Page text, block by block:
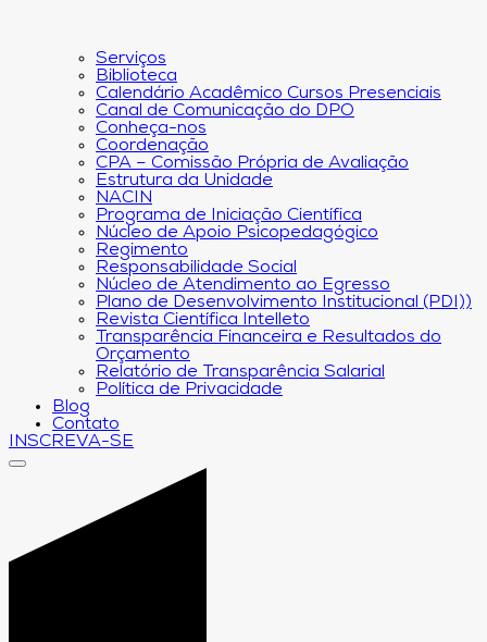
Serviços
Biblioteca
Calendário Acadêmico Cursos Presenciais
Canal de Comunicação do DPO
Conheça-nos
Coordenação
CPA – Comissão Própria de Avaliação
Estrutura da Unidade
NACIN
Programa de Iniciação Científica
Núcleo de Apoio Psicopedagógico
Regimento
Responsabilidade Social
Núcleo de Atendimento ao Egresso
Plano de Desenvolvimento Institucional (PDI))
Revista Científica Intelleto
Transparência Financeira e Resultados do
Orçamento
Relatório de Transparência Salarial
Política de Privacidade
Blog
Contato
INSCREVA-SE